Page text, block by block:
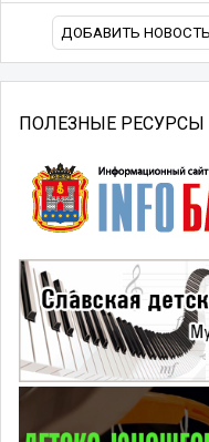
ДОБАВИТЬ НОВОСТЬ
ПОЛЕЗНЫЕ РЕСУРСЫ